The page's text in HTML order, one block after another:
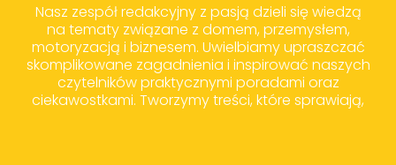
Nasz zespół redakcyjny z pasją dzieli się wiedzą
na tematy związane z domem, przemysłem,
motoryzacją i biznesem. Uwielbiamy upraszczać
skomplikowane zagadnienia i inspirować naszych
czytelników praktycznymi poradami oraz
ciekawostkami. Tworzymy treści, które sprawiają,